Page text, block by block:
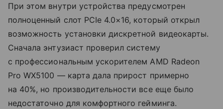
При этом внутри устройства предусмотрен
полноценный слот PCIe 4.0×16, который открыл
возможность установки дискретной видеокарты.
Сначала энтузиаст проверил систему
с профессиональным ускорителем AMD Radeon
Pro WX5100 — карта дала прирост примерно
на 40%, но производительности все еще было
недостаточно для комфортного гейминга.